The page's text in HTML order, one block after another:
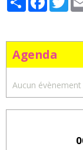
Agenda
Aucun